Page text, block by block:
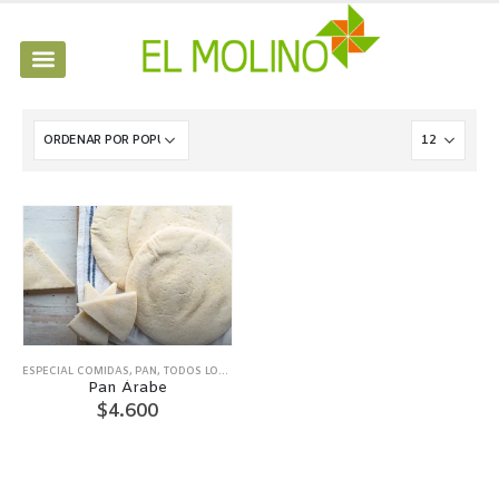
ESPECIAL COMIDAS, PAN, TODOS LOS PRODUCTOS
Pan Árabe
$4.600